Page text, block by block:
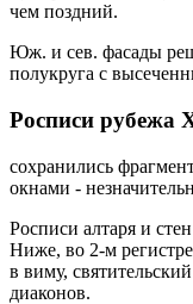
чем поздний.
Юж. и сев. фасады
полукруга с
Росписи рубежа
сохранились
окнами -
Росписи алтаря и
Ниже, во 2-м
в виму,
диаконов.